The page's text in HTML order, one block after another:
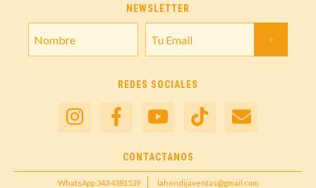
NEWSLETTER
REDES SOCIALES
CONTACTANOS
WhatsApp 343 4381539 lahendijaventas@gmail.com